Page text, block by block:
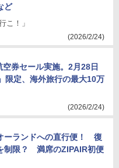
ど
こ！」
(2026/2/24)
券セール実施。2月28日
限定、海外旅行の最大10万
(2026/2/24)
ーランドへの直行便！ 復
制限？ 満席のZIPAIR初便